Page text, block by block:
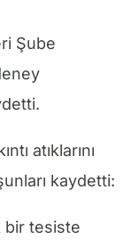
Şube
atıklarını
kaydetti:
bir tesiste